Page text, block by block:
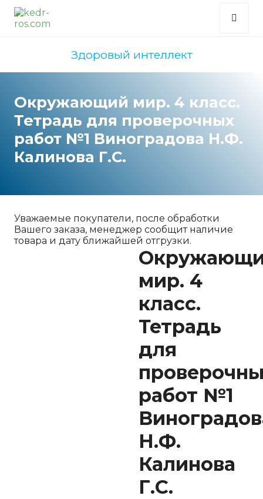
Здоровый интеллект
Окружающий мир. 4 класс.
Тетрадь для проверочных
работ №1 Виноградова Н.Ф.
Калинова Г.С.
Уважаемые покупатели, после обработки
Вашего заказа, менеджер сообщит наличие
товара и дату ближайшей отгрузки.
мир. 4
класс.
Тетрадь
для
работ №1
Н.Ф.
Калинова
Г.С.